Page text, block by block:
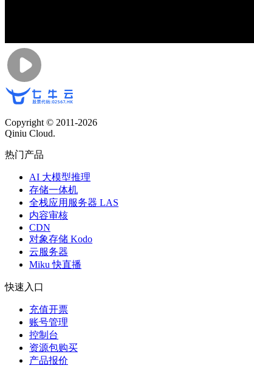
Copyright © 2011-2026
Qiniu Cloud.
热门产品
AI 大模型推理
存储一体机
全栈应用服务器 LAS
内容审核
CDN
对象存储 Kodo
云服务器
Miku 快直播
快速入口
充值开票
账号管理
控制台
资源包购买
产品报价